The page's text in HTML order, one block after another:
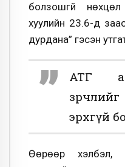
болзошгүй
хуулийн 23.6-д
дурдана” гэсэн
АТГ
эрхгүй
Өөрөөр хэлбэл,